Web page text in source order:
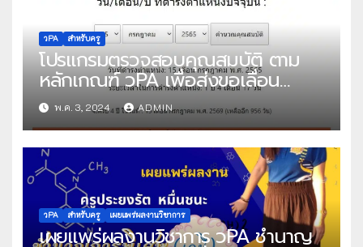
วPA สำหรับครู
โปรแกรมตรวจสอบคุณสมบัติ ตาม
หลักเกณฑ์ วPA เพื่อส่งขอเลื่อน
วิทยฐานะ
พ.ค. 3, 2024 ADMIN
วPA สำหรับครู เผยแพร่ผลงานวิชาการ
เผยแพร่ผลงานวิชาการ วPA ชำนาญ